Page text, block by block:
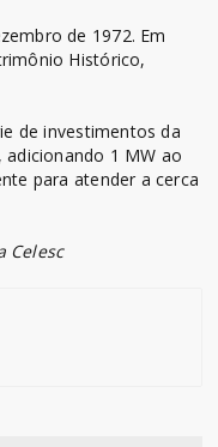
de 1972. Em
Histórico,
de investimentos da
adicionando 1 MW ao
para atender a cerca
Celesc